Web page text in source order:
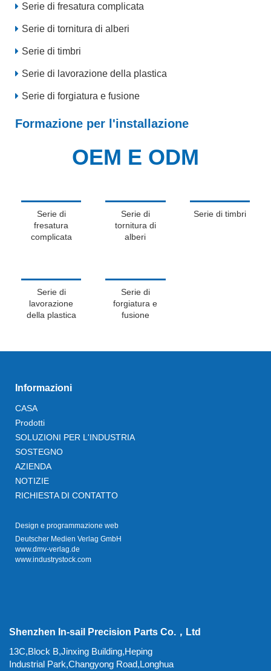
Serie di fresatura complicata
Serie di tornitura di alberi
Serie di timbri
Serie di lavorazione della plastica
Serie di forgiatura e fusione
Formazione per l'installazione
OEM E ODM
Serie di
fresatura
complicata
Serie di
tornitura di
alberi
Serie di timbri
Serie di
lavorazione
della plastica
Serie di
forgiatura e
fusione
Informazioni
CASA
Prodotti
SOLUZIONI PER L'INDUSTRIA
SOSTEGNO
AZIENDA
NOTIZIE
RICHIESTA DI CONTATTO
Design e programmazione web
Deutscher Medien Verlag GmbH
www.dmv-verlag.de
www.industrystock.com
Shenzhen In-sail Precision Parts Co.，Ltd
13C,Block B,Jinxing Building,Heping
Industrial Park,Changyong Road,Longhua